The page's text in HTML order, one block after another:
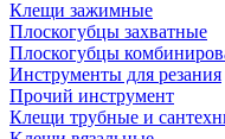
Клещи зажимные
Плоскогубцы захватные
Плоскогубцы
Инструменты для резания
Прочий инструмент
Клещи трубные и